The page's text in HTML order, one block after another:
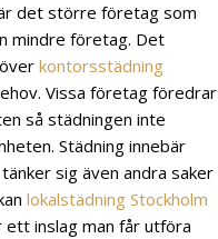
det större företag som
mindre företag. Det
kontorsstädning
Vissa företag föredrar
så städningen inte
Städning innebär
sig även andra saker
lokalstädning Stockholm
ett inslag man får utföra